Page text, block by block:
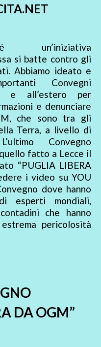
si batte contro gli
Abbiamo ideato e
Convegni
e all’estero per
e denunciare
che sono tra gli
Terra, a livello di
Convegno
fatto a Lecce il
“PUGLIA LIBERA
i video su YOU
dove hanno
esperti mondiali,
che hanno
pericolosità
DA OGM”